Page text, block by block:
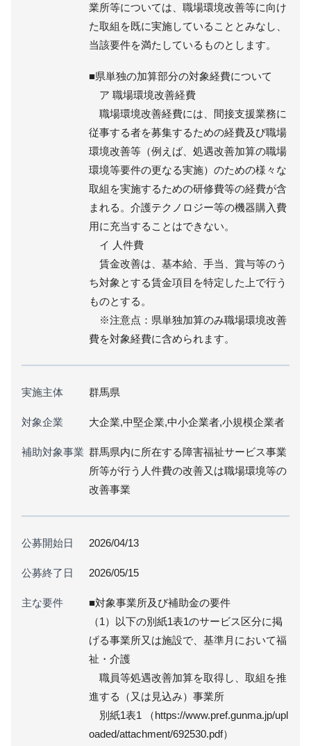
業所等については、職場環境改善等に向け
た取組を既に実施していることとみなし、
当該要件を満たしているものとします。
■県単独の加算部分の対象経費について
ア 職場環境改善経費
職場環境改善経費には、間接支援業務に
従事する者を募集するための経費及び職場
環境改善等（例えば、処遇改善加算の職場
環境等要件の更なる実施）のための様々な
取組を実施するための研修費等の経費が含
まれる。介護テクノロジー等の機器購入費
用に充当することはできない。
イ 人件費
賃金改善は、基本給、手当、賞与等のう
ち対象とする賃金項目を特定した上で行う
ものとする。
※注意点：県単独加算のみ職場環境改善
費を対象経費に含められます。
実施主体 群馬県
対象企業 大企業,中堅企業,中小企業者,小規模企業者
補助対象事業 群馬県内に所在する障害福祉サービス事業
所等が行う人件費の改善又は職場環境等の
改善事業
公募開始日 2026/04/13
公募終了日 2026/05/15
主な要件
■対象事業所及び補助金の要件
（1）以下の別紙1表1のサービス区分に掲
げる事業所又は施設で、基準月において福
祉・介護
職員等処遇改善加算を取得し、取組を推
進する（又は見込み）事業所
別紙1表1 （https://www.pref.gunma.jp/upl
oaded/attachment/692530.pdf）